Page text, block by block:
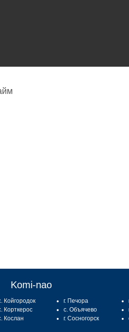
Komi-nao
Койгородок
Корткерос
Кослан
г. Печора
с. Объячево
г. Сосногорск